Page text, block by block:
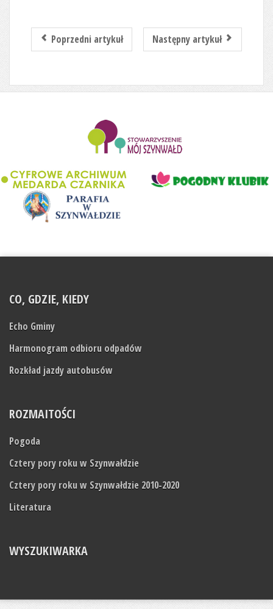
Poprzedni artykuł Następny artykuł
CO, GDZIE, KIEDY
Echo Gminy
Harmonogram odbioru odpadów
Rozkład jazdy autobusów
ROZMAITOŚCI
Pogoda
Cztery pory roku w Szynwałdzie
Cztery pory roku w Szynwałdzie 2010-2020
Literatura
WYSZUKIWARKA